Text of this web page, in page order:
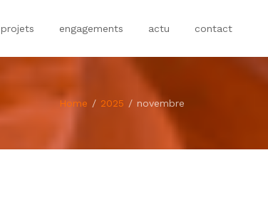
projets engagements actu contact
Home 2025 novembre